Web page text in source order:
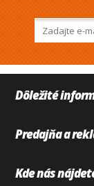
Dôležité
Predajňa a
Kde nás